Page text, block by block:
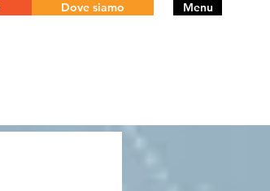
Dove siamo Menu